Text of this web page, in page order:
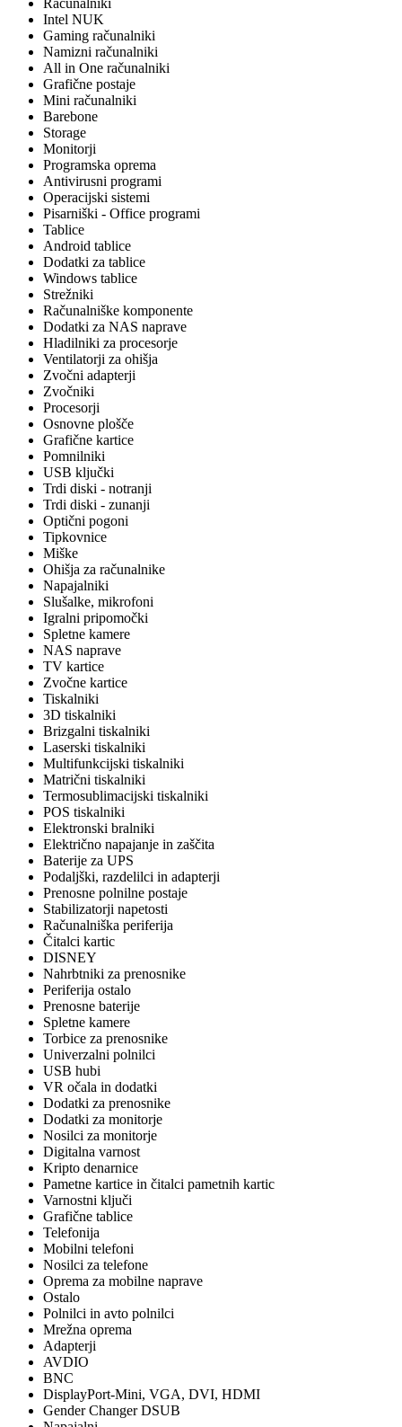
Računalniki
Intel NUK
Gaming računalniki
Namizni računalniki
All in One računalniki
Grafične postaje
Mini računalniki
Barebone
Storage
Monitorji
Programska oprema
Antivirusni programi
Operacijski sistemi
Pisarniški - Office programi
Tablice
Android tablice
Dodatki za tablice
Windows tablice
Strežniki
Računalniške komponente
Dodatki za NAS naprave
Hladilniki za procesorje
Ventilatorji za ohišja
Zvočni adapterji
Zvočniki
Procesorji
Osnovne plošče
Grafične kartice
Pomnilniki
USB ključki
Trdi diski - notranji
Trdi diski - zunanji
Optični pogoni
Tipkovnice
Miške
Ohišja za računalnike
Napajalniki
Slušalke, mikrofoni
Igralni pripomočki
Spletne kamere
NAS naprave
TV kartice
Zvočne kartice
Tiskalniki
3D tiskalniki
Brizgalni tiskalniki
Laserski tiskalniki
Multifunkcijski tiskalniki
Matrični tiskalniki
Termosublimacijski tiskalniki
POS tiskalniki
Elektronski bralniki
Električno napajanje in zaščita
Baterije za UPS
Podaljški, razdelilci in adapterji
Prenosne polnilne postaje
Stabilizatorji napetosti
Računalniška periferija
Čitalci kartic
DISNEY
Nahrbtniki za prenosnike
Periferija ostalo
Prenosne baterije
Spletne kamere
Torbice za prenosnike
Univerzalni polnilci
USB hubi
VR očala in dodatki
Dodatki za prenosnike
Dodatki za monitorje
Nosilci za monitorje
Digitalna varnost
Kripto denarnice
Pametne kartice in čitalci pametnih kartic
Varnostni ključi
Grafične tablice
Telefonija
Mobilni telefoni
Nosilci za telefone
Oprema za mobilne naprave
Ostalo
Polnilci in avto polnilci
Mrežna oprema
Adapterji
AVDIO
BNC
DisplayPort-Mini, VGA, DVI, HDMI
Gender Changer DSUB